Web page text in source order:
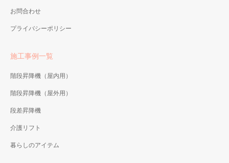
お問合わせ
プライバシーポリシー
施工事例一覧
階段昇降機（屋内用）
階段昇降機（屋外用）
段差昇降機
介護リフト
暮らしのアイテム